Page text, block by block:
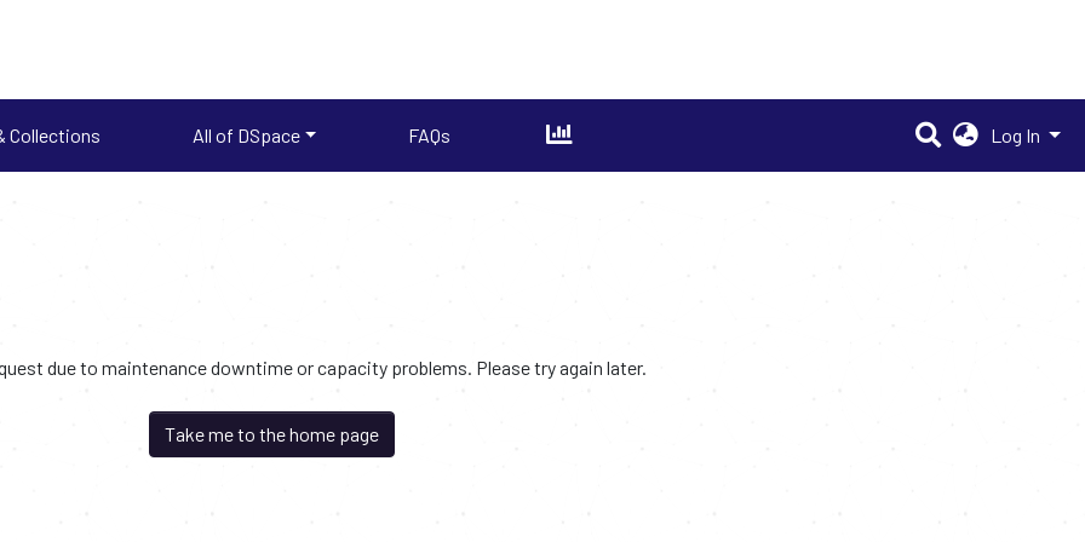
Collections All of DSpace FAQs Log In
due to maintenance downtime or capacity problems. Please try again later.
Take me to the home page